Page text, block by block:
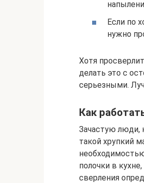
Если по
нужно
Хотя
делать это с
серьезными.
Как
Зачастую люди,
такой хрупкий
полочки в
сверления